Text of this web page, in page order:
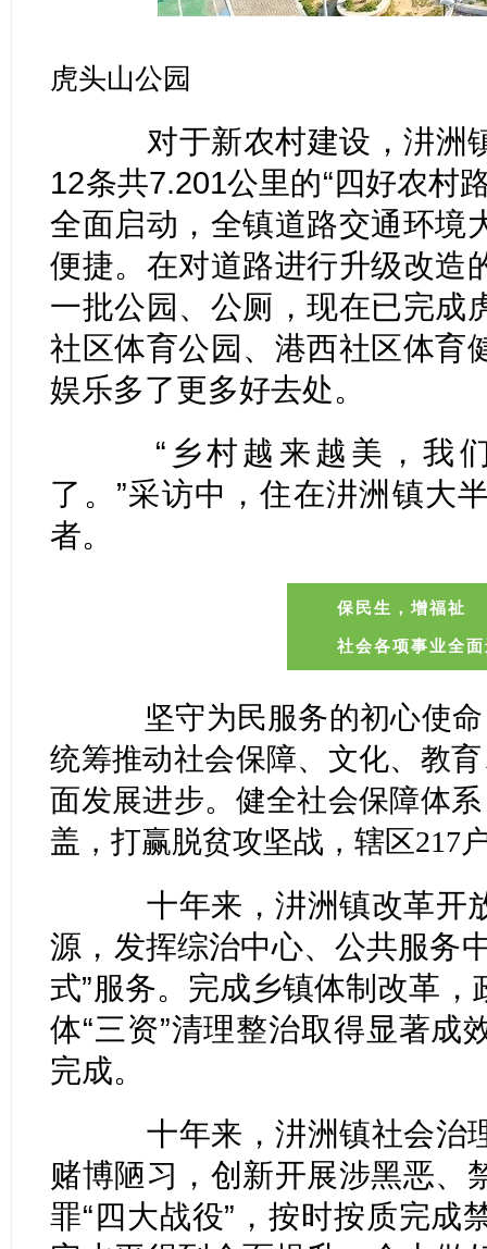
虎头山公园
对于新农村建设，汫洲
12条共7.201公里的“四好农村
全面启动，全镇道路交通环境
便捷。在对道路进行升级改造
一批公园、公厕，现在已完成
社区体育公园、港西社区体育
娱乐多了更多好去处。
“乡村越来越美，我们
了。”采访中，住在汫洲镇大
者。
保民生，增福祉
社会各项事业全
坚守为民服务的初心使命
统筹推动社会保障、文化、教
面发展进步。健全社会保障体
盖，打赢脱贫攻坚战，辖区217
十年来，汫洲镇改革开
源，发挥综治中心、公共服务
式”服务。完成乡镇体制改革
体“三资”清理整治取得显著成
完成。
十年来，汫洲镇社会治
赌博陋习，创新开展涉黑恶、
罪“四大战役”，按时按质完成